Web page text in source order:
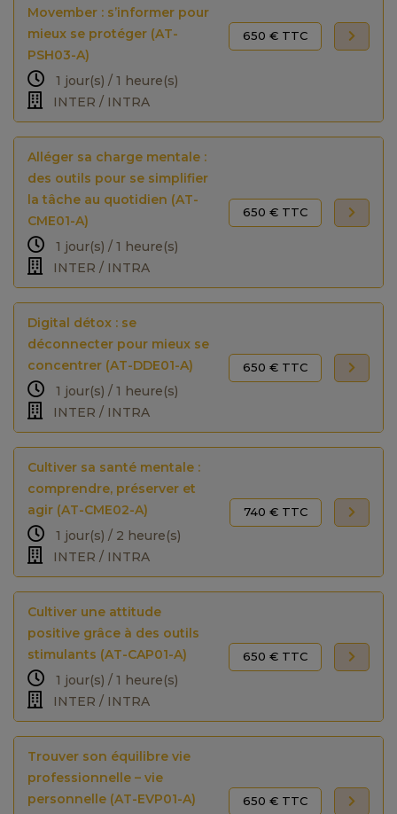
Movember : s’informer pour
mieux se protéger (AT-
PSH03-A)
1 jour(s) / 1 heure(s)
INTER / INTRA
650 € TTC
Alléger sa charge mentale :
des outils pour se simplifier
la tâche au quotidien (AT-
CME01-A)
1 jour(s) / 1 heure(s)
INTER / INTRA
650 € TTC
Digital détox : se
déconnecter pour mieux se
concentrer (AT-DDE01-A)
1 jour(s) / 1 heure(s)
INTER / INTRA
650 € TTC
Cultiver sa santé mentale :
comprendre, préserver et
agir (AT-CME02-A)
1 jour(s) / 2 heure(s)
INTER / INTRA
740 € TTC
Cultiver une attitude
positive grâce à des outils
stimulants (AT-CAP01-A)
1 jour(s) / 1 heure(s)
INTER / INTRA
650 € TTC
Trouver son équilibre vie
professionnelle – vie
personnelle (AT-EVP01-A)
650 € TTC